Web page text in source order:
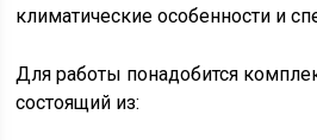
климатические особенности и
Для работы понадобится
состоящий из: